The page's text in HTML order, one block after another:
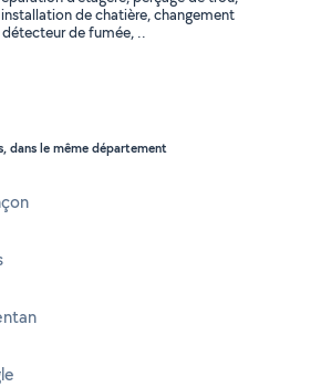
de chatière, changement
de fumée, ..
dans le même département